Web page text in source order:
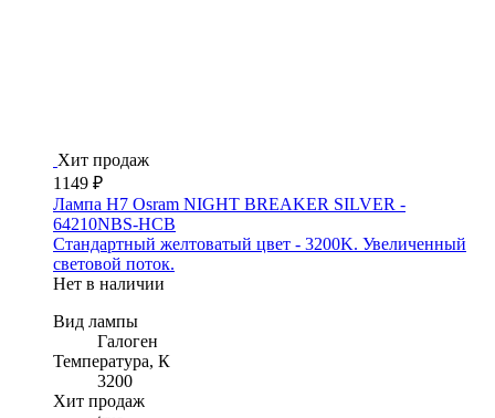
Хит продаж
1149 ₽
Лампа H7 Osram NIGHT BREAKER SILVER -
64210NBS-HCB
Стандартный желтоватый цвет - 3200K. Увеличенный
световой поток.
Нет в наличии
Вид лампы
Галоген
Температура, К
3200
Хит продаж